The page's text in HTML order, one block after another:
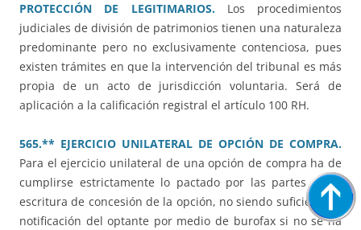
PROTECCIÓN DE LEGITIMARIOS.Los procedimientos
judiciales de división de patrimonios tienen una naturaleza
predominante pero no exclusivamente contenciosa, pues
existen trámites en que la intervención del tribunal es más
propia de un acto de jurisdicción voluntaria. Será de
aplicación a la calificación registral el artículo 100 RH.
565.** EJERCICIO UNILATERAL DE OPCIÓN DE COMPRA.
Para el ejercicio unilateral de una opción de compra ha de
cumplirse estrictamente lo pactado por las partes en la
escritura de concesión de la opción, no siendo suficiente la
notificación del optante por medio de burofax si no se ha